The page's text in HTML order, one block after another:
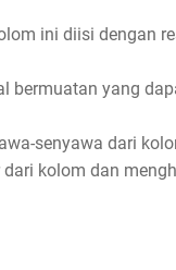
ini diisi dengan
bermuatan yang
senyawa dari
kolom dan